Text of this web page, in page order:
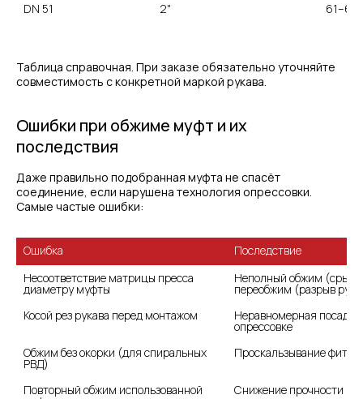
DN 51
2" 61–64
Таблица справочная. При заказе обязательно уточняйте
совместимость с конкретной маркой рукава.
Ошибки при обжиме муфт и их
последствия
Даже правильно подобранная муфта не спасёт
соединение, если нарушена технология опрессовки.
Самые частые ошибки:
Последствие
Несоответствие матрицы пресса
диаметру муфты
Неполный обжим (срыв
переобжим (разрыв
Неравномерная
опрессовке
Обжим без окорки (для спиральных
РВД)
Проскальзывание
Повторный обжим использованной Снижение прочности